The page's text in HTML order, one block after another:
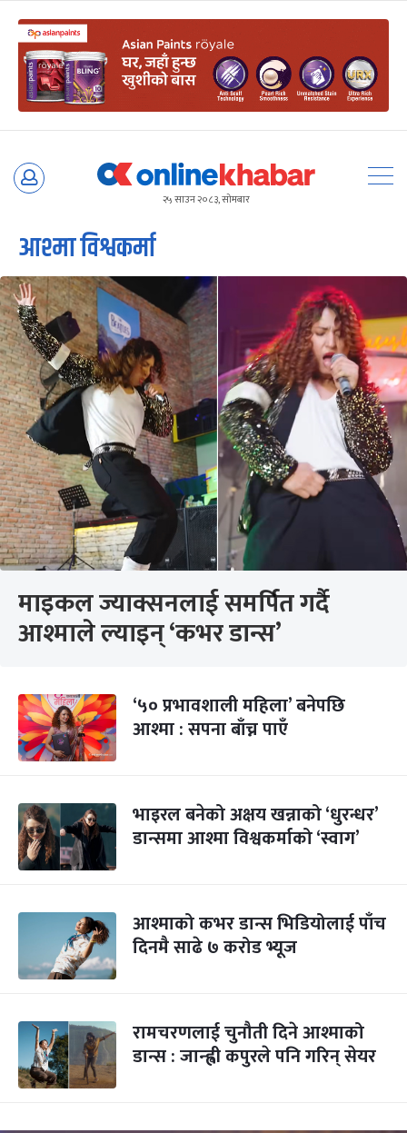
Skip
२५ साउन २०८३, सोमबार
आश्मा विश्वकर्मा
माइकल ज्याक्सनलाई समर्पित गर्दै
आश्माले ल्याइन् ‘कभर डान्स’
‘५० प्रभावशाली महिला’ बनेपछि
आश्मा : सपना बाँच्न पाएँ
भाइरल बनेको अक्षय खन्नाको ‘धुरन्धर’
डान्समा आश्मा विश्वकर्माको ‘स्वाग’
आश्माको कभर डान्स भिडियोलाई पाँच
दिनमै साढे ७ करोड भ्यूज
रामचरणलाई चुनौती दिने आश्माको
डान्स : जान्ह्वी कपुरले पनि गरिन् सेयर